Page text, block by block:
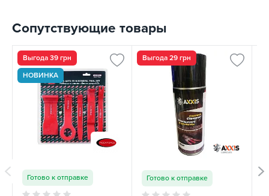
Сопутствующие товары
Выгода 39 грн
НОВИНКА
Готово к отправке
Выгода 29 грн
Готово к отправке